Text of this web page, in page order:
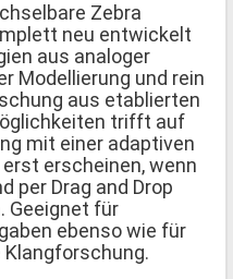
Zebra
neu entwickelt
aus analoger
Modellierung und rein
aus etablierten
trifft auf
mit einer adaptiven
erscheinen, wenn
per Drag and Drop
Geeignet für
ebenso wie für